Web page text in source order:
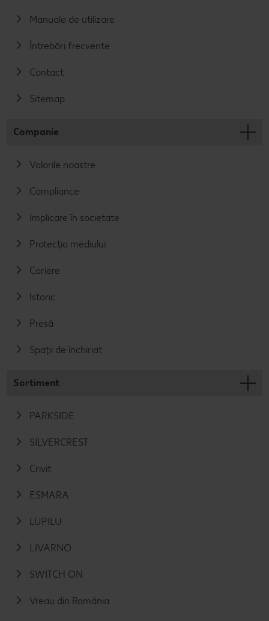
Manuale de utilizare
Întrebări frecvente
Contact
Sitemap
Companie
Valorile noastre
Compliance
Implicare în societate
Protecția mediului
Cariere
Istoric
Presă
Spații de închiriat
Sortiment
PARKSIDE
SILVERCREST
Crivit
ESMARA
LUPILU
LIVARNO
SWITCH ON
Vreau din România